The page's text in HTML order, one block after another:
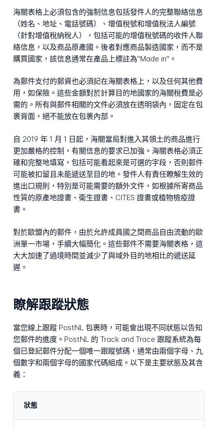
海關表格上必須包含的強制信息包括發件人的完整聯絡信息
（姓名、地址、電話號碼）、增值稅號和增值稅法人編號
（針對增值稅納稅人），包括可能的增值稅號碼的收件人聯
絡信息，以及商品原產國。後者對應商品製造國家，而不是
購買國家，該信息通常在產品上標註為"Made in"。
為郵件支付的郵資也必須記在海關表格上，以及任何其他費
用，如保險。這些金額對於計算目的地國家的海關稅費是必
需的。所有與郵件相關的文件必須放在透明袋內，固定在包
裹背面，絕不能放在包裹內部。
自 2019 年 1 月 1 日起，海關當局對進入其領土的商品進行
更加嚴格的控制，有關信息的要求已加強。海關表格必須正
確和完整地填寫，包括可能看起來是可選的字段，否則郵件
可能被扣留且未能遞送至目的地。發件人有責任瞭解生效的
進出口規則，特別是可能需要的額外文件，如根據所寄商品
性質的原產地證書、衛生證書、CITES 證書或植物檢疫證
書。
對於歐盟內的郵件，由於允許成員國之間商品自由流動的歐
洲單一市場，手續大幅簡化。這些郵件不需要海關表格，這
大大加速了過境時間並減少了與域外目的地相比的遞送延
遲。
瞭解跟蹤狀態
當您線上跟蹤 PostNL 包裹時，可能會出現不同狀態以告知
您郵件的進度。PostNL 的 Track and Trace 跟蹤系統為每
個已登記郵件分配一個唯一跟蹤號碼，通常由兩個字母、九
個數字和兩個字母的國家代碼組成。以下是主要狀態及其含
義：
狀態